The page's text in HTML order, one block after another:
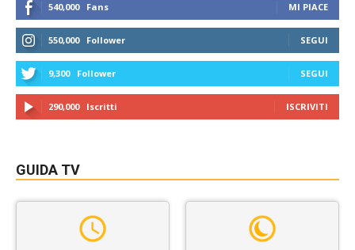
540,000 Fans MI PIACE
550,000 Follower SEGUI
9,300 Follower SEGUI
290,000 Iscritti ISCRIVITI
GUIDA TV